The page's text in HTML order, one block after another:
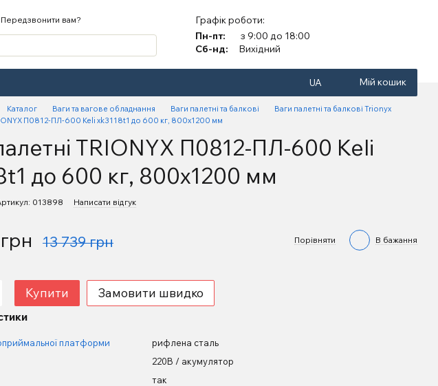
Передзвонити вам?
Графік роботи:
Пн-пт:
з 9:00 до 18:00
Сб-нд:
Вихідний
UA Мій кошик
Каталог Ваги та вагове обладнання Ваги палетні та балкові
Ваги палетні та балкові Trionyx
П0812-ПЛ-600 Keli xk3118t1 до 600 кг, 800х1200 мм
TRIONYX П0812-ПЛ-600 Keli
до 600 кг, 800х1200 мм
013898 Написати відгук
13 739 грн Порівняти В бажання
Купити Замовити швидко
платформи
рифлена сталь
220В / акумулятор
так